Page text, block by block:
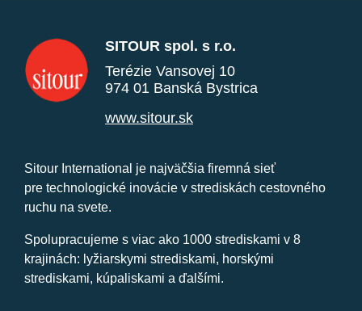
SITOUR spol. s r.o.
Terézie Vansovej 10
974 01 Banská Bystrica
www.sitour.sk
Sitour International je najväčšia firemná sieť
pre technologické inovácie v strediskách cestovného
ruchu na svete.
Spolupracujeme s viac ako 1000 strediskami v 8
krajinách: lyžiarskymi strediskami, horskými
strediskami, kúpaliskami a ďalšími.